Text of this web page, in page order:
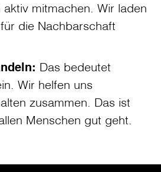
aktiv mitmachen. Wir laden
die Nachbarschaft
Das bedeutet
Wir helfen uns
zusammen. Das ist
Menschen gut geht.